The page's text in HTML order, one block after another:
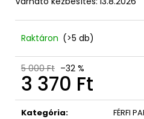
Raktáron (>5 db)
5 000 Ft –32 %
3 370 Ft
Egységár:
Kategória:
FÉRFI
365 DAYS FOR